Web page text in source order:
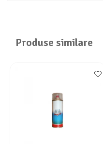
Produse similare